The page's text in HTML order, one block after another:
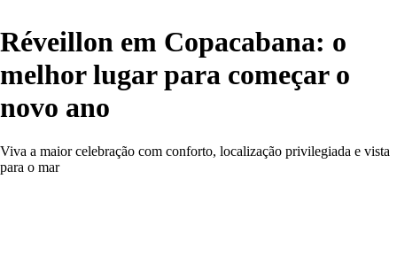
Réveillon em Copacabana: o
melhor lugar para começar o
novo ano
Viva a maior celebração com conforto, localização privilegiada e vista
para o mar